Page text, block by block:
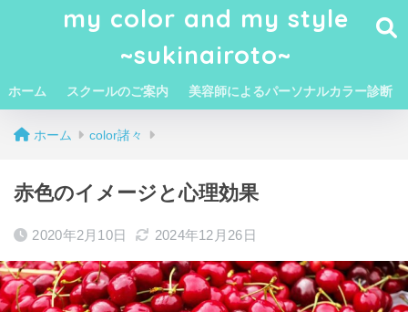
my color and my style
~sukinairoto~
ホーム スクールのご案内 美容師によるパーソナルカラー診断
ホーム color諸々
赤色のイメージと心理効果
2020年2月10日 2024年12月26日